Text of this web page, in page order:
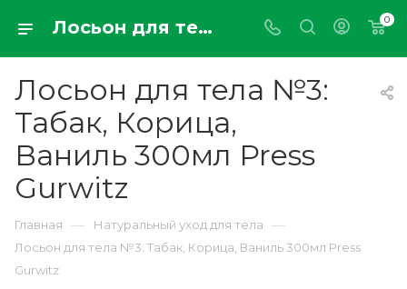
Лосьон для тела №3: Табак, Корица, Ваниль 300мл Press Gurwitz 0
Лосьон для тела №3:
Табак, Корица,
Ваниль 300мл Press
Gurwitz
Главная — Натуральный уход для тела —
Лосьон для тела №3: Табак, Корица, Ваниль 300мл Press
Gurwitz